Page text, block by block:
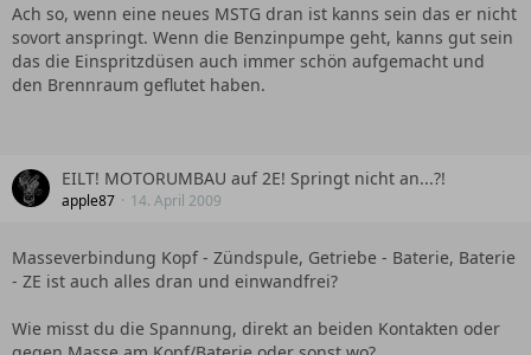
Ach so, wenn eine neues MSTG dran ist kanns sein das er nicht
sovort anspringt. Wenn die Benzinpumpe geht, kanns gut sein
das die Einspritzdüsen auch immer schön aufgemacht und
den Brennraum geflutet haben.
EILT! MOTORUMBAU auf 2E! Springt nicht an...?!
apple87 14. April 2009
Masseverbindung Kopf - Zündspule, Getriebe - Baterie, Baterie
- ZE ist auch alles dran und einwandfrei?
Wie misst du die Spannung, direkt an beiden Kontakten oder